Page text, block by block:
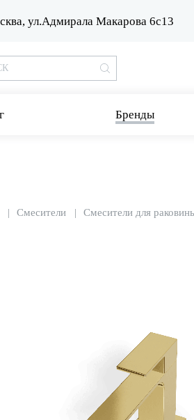
ул.Адмирала Макарова 6с13
Бренды
Смесители Смесители для